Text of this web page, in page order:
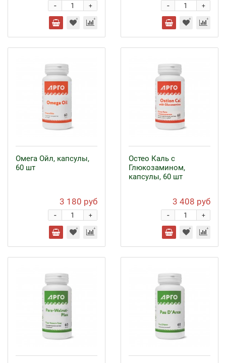
+
- +
-
Омега Ойл, капсулы,
60 шт
3 180 руб
+
-
Остео Каль с
Глюкозамином,
капсулы, 60 шт
3 408 руб
+
-